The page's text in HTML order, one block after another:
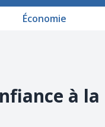
Économie
à la